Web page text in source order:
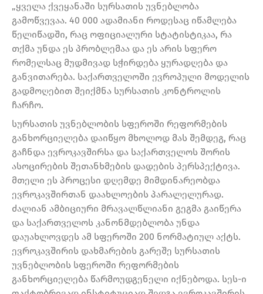
„ყველა ქვეყანაში სურსათის უვნებლობა
გამოწვევაა. 40 000 ადამიანი როდესაც იწამლება
წელიწადში, რაც ოფიციალური სტატისტიკაა, რა
თქმა უნდა ეს პრობლემაა და ეს არის სფერო
რომელსაც მუდმივად სჭირდება ყურადღება და
განვითარება. საქართველოში ევროპული მოდელის
გადმოღებით შეიქმნა სურსათის კონტროლის
ჩარჩო.
სურსათის უვნებლობის სფეროში რეფორმების
განხორციელება დაიწყო მხოლოდ მას შემდეგ, რაც
გაჩნდა ევროკავშირსა და საქართველოს შორის
ასოცირების შეთანხმების დადების პერსპექტივა.
მთელი ეს პროცესი დღემდე მიმდინარეობდა
ევროკავშირთან დაახლოების პარალელურად.
ძალიან ამბიციური მრავალწლიანი გეგმა გაიწერა
და საქართველოს კანონმდებლობა უნდა
დაუახლოვდეს ამ სფეროში 200 ნორმატიულ აქტს.
ევროკავშირის დახმარების გარეშე სურსათის
უვნებლობის სფეროში რეფორმების
განხორციელება წარმოუდგენელი იქნებოდა. სეს-ი